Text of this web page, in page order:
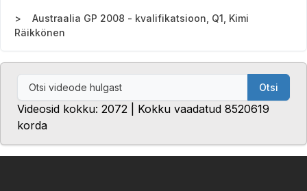
Austraalia GP 2008 - kvalifikatsioon, Q1, Kimi
Räikkönen
Otsi
Videosid kokku: 2072 | Kokku vaadatud 8520619
korda